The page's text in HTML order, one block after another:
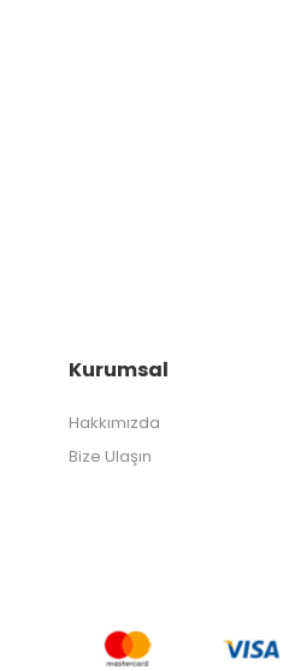
Kurumsal
Hakkımızda
Bize Ulaşın